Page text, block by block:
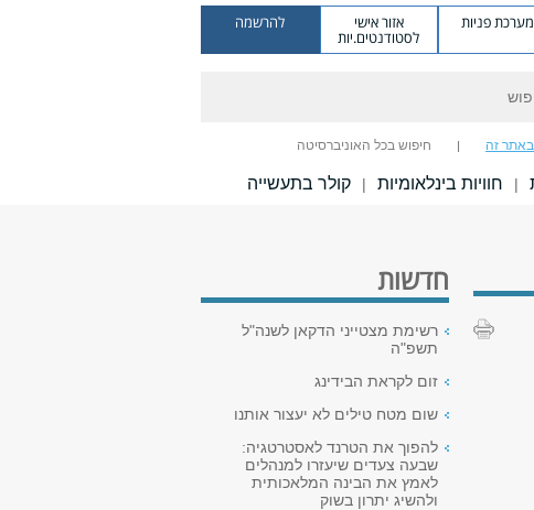
מערכת פניות אזור אישי
לסטודנטים.יות
להרשמה
זה חיפוש בכל האוניברסיטה
| חוויות בינלאומיות | קולר בתעשייה
חדשות
רשימת מצטייני הדקאן לשנה"ל
תשפ"ה
זום לקראת הבידינג
שום מטח טילים לא יעצור אותנו
להפוך את הטרנד לאסטרטגיה:
שבעה צעדים שיעזרו למנהלים
לאמץ את הבינה המלאכותית
ולהשיג יתרון בשוק